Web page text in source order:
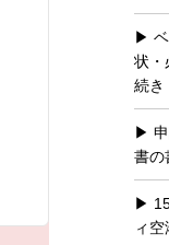
状・
続き
書の
ィ